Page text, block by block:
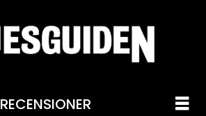
RECENSIONER